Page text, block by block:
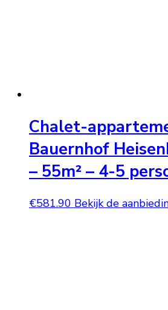
Chalet-
Bauernhof
– 55m² – 4-5
€581.90 Bekijk de